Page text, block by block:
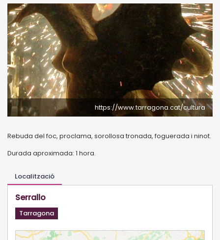
https://www.tarragona.cat/cultura
Rebuda del foc, proclama, sorollosa tronada, foguerada i ninot.
Durada aproximada: 1 hora.
Localització
Serrallo
Tarragona